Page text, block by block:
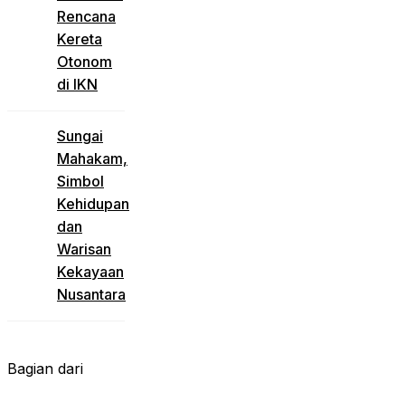
Rencana
Kereta
Otonom
di IKN
Sungai
Mahakam,
Simbol
Kehidupan
dan
Warisan
Kekayaan
Nusantara
Bagian dari